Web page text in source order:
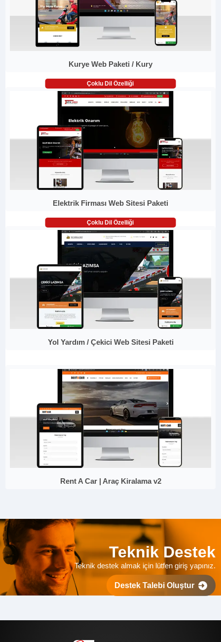
Kurye Web Paketi / Kury
Çoklu Dil Özelliği
Elektrik Firması Web Sitesi Paketi
Çoklu Dil Özelliği
Yol Yardım / Çekici Web Sitesi Paketi
Rent A Car | Araç Kiralama v2
Teknik Destek
Teknik destek almak için lütfen giriş yapınız.
Destek Talebi Oluştur